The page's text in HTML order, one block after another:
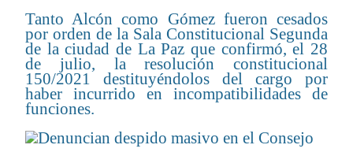
Tanto Alcón como Gómez fueron cesados
por orden de la Sala Constitucional Segunda
de la ciudad de La Paz que confirmó, el 28
de julio, la resolución constitucional
150/2021 destituyéndolos del cargo por
haber incurrido en incompatibilidades de
funciones.